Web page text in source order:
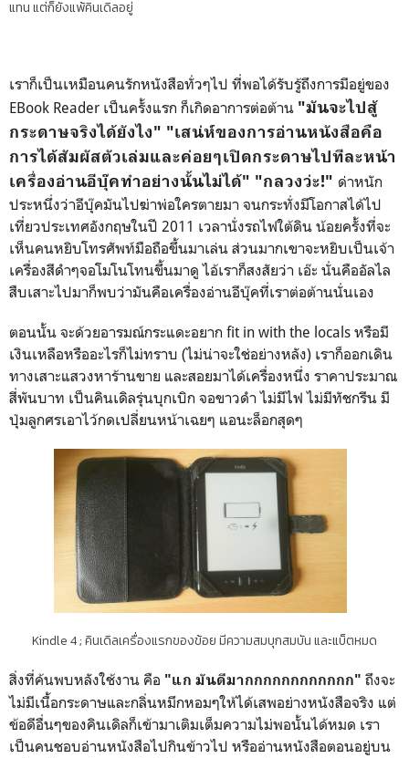
แทน แต่ก็ยังแพ้คินเดิลอยู่
เราก็เป็นเหมือนคนรักหนังสือทั่วๆไป ที่พอได้รับรู้ถึงการมีอยู่ของ
EBook Reader เป็นครั้งแรก ก็เกิดอาการต่อต้าน "มันจะไปสู้
กระดาษจริงได้ยังไง" "เสน่ห์ของการอ่านหนังสือคือ
การได้สัมผัสตัวเล่มและค่อยๆเปิดกระดาษไปทีละหน้า
เครื่องอ่านอีบุ๊คทำอย่างนั้นไม่ได้" "กลวงว่ะ!" ด่าหนัก
ประหนึ่งว่าอีบุ๊คมันไปฆ่าพ่อใครตายมา จนกระทั่งมีโอกาสได้ไป
เที่ยวประเทศอังกฤษในปี 2011 เวลานั่งรถไฟใต้ดิน น้อยครั้งที่จะ
เห็นคนหยิบโทรศัพท์มือถือขึ้นมาเล่น ส่วนมากเขาจะหยิบเป็นเจ้า
เครื่องสีดำๆจอโมโนโทนขึ้นมาดู ไอ้เราก็สงสัยว่า เอ๊ะ นั่นคืออัลไล
สืบเสาะไปมาก็พบว่ามันคือเครื่องอ่านอีบุ๊คที่เราต่อต้านนั่นเอง
ตอนนั้น จะด้วยอารมณ์กระแดะอยาก fit in with the locals หรือมี
เงินเหลือหรืออะไรก็ไม่ทราบ (ไม่น่าจะใช่อย่างหลัง) เราก็ออกเดิน
ทางเสาะแสวงหาร้านขาย และสอยมาได้เครื่องหนึ่ง ราคาประมาณ
สี่พันบาท เป็นคินเดิลรุ่นบุกเบิก จอขาวดำ ไม่มีไฟ ไม่มีทัชกรีน มี
ปุ่มลูกศรเอาไว้กดเปลี่ยนหน้าเฉยๆ แอนะล็อกสุดๆ
Kindle 4 ; คินเดิลเครื่องแรกของข้อย มีความสมบุกสมบัน และแบ็ตหมด
สิ่งที่ค้นพบหลังใช้งาน คือ "แก มันดีมากกกกกกกกกกกก" ถึงจะ
ไม่มีเนื้อกระดาษและกลิ่นหมึกหอมๆให้ได้เสพอย่างหนังสือจริง แต่
ข้อดีอื่นๆของคินเดิลก็เข้ามาเติมเต็มความไม่พอนั้นได้หมด เรา
เป็นคนชอบอ่านหนังสือไปกินข้าวไป หรืออ่านหนังสือตอนอยู่บน